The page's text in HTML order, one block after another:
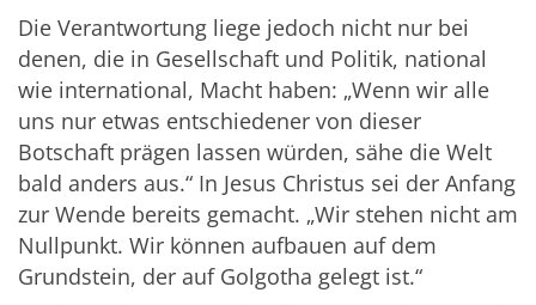
Die Verantwortung liege jedoch nicht nur bei
denen, die in Gesellschaft und Politik, national
wie international, Macht haben: „Wenn wir alle
uns nur etwas entschiedener von dieser
Botschaft prägen lassen würden, sähe die Welt
bald anders aus.“ In Jesus Christus sei der Anfang
zur Wende bereits gemacht. „Wir stehen nicht am
Nullpunkt. Wir können aufbauen auf dem
Grundstein, der auf Golgotha gelegt ist.“